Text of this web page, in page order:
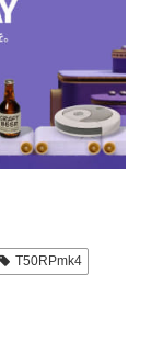
T50RPmk4